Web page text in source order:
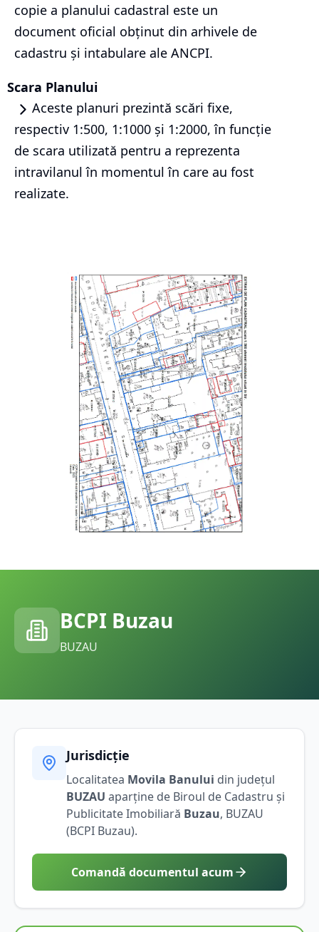
copie a planului cadastral este un
document oficial obținut din arhivele de
cadastru și intabulare ale ANCPI.
Scara Planului
Aceste planuri prezintă scări fixe,
respectiv 1:500, 1:1000 și 1:2000, în funcție
de scara utilizată pentru a reprezenta
intravilanul în momentul în care au fost
realizate.
BCPI Buzau
BUZAU
Jurisdicție
Localitatea Movila Banului din județul
BUZAU aparține de Biroul de Cadastru și
Publicitate Imobiliară Buzau, BUZAU
(BCPI Buzau).
Comandă documentul acum